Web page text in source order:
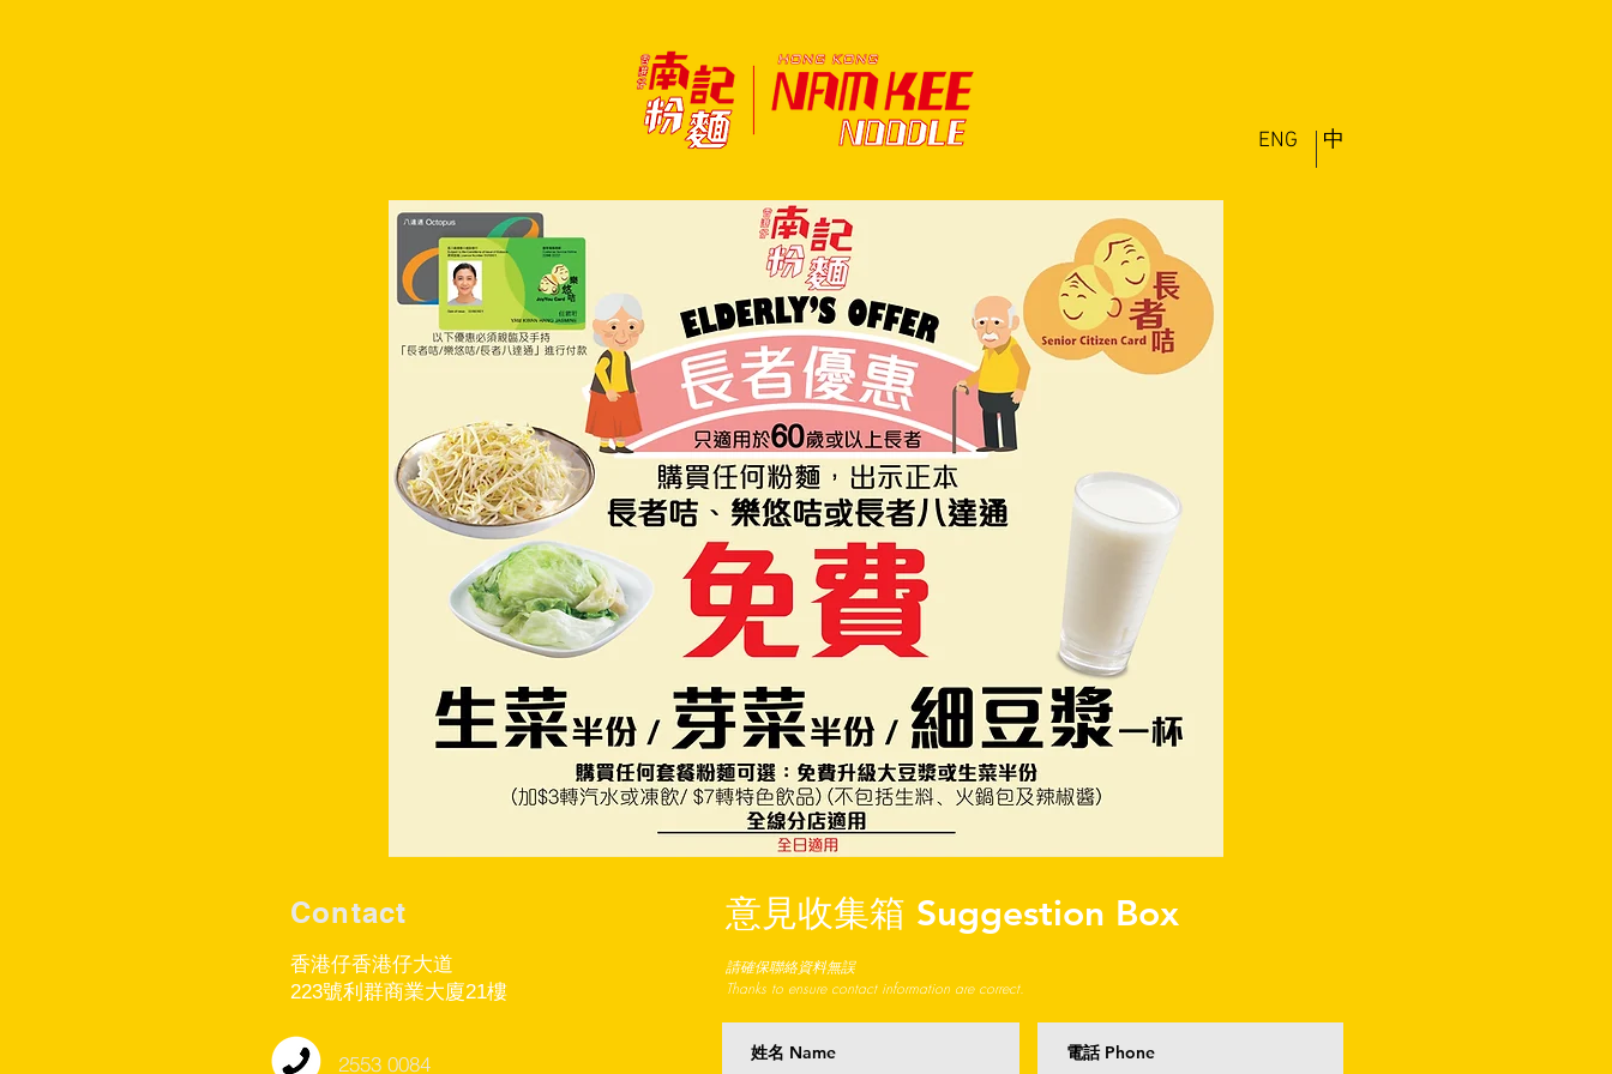
ENG 中
Contact
香港仔香港仔大道
223號利群商業大廈21樓
2553 0084
意見收集箱 Suggestion Box
請確保聯絡資料無誤
Thanks to ensure contact information are correct.